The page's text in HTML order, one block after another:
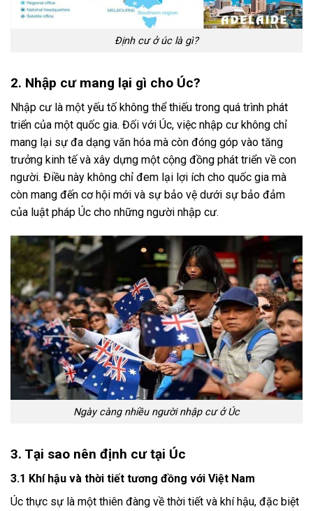
Định cư ở úc là gì?
2. Nhập cư mang lại gì cho Úc?
Nhập cư là một yếu tố không thể thiếu trong quá trình phát
triển của một quốc gia. Đối với Úc, việc nhập cư không chỉ
mang lại sự đa dạng văn hóa mà còn đóng góp vào tăng
trưởng kinh tế và xây dựng một cộng đồng phát triển về con
người. Điều này không chỉ đem lại lợi ích cho quốc gia mà
còn mang đến cơ hội mới và sự bảo vệ dưới sự bảo đảm
của luật pháp Úc cho những người nhập cư.
Ngày càng nhiều người nhập cư ở Úc
3. Tại sao nên định cư tại Úc
3.1 Khí hậu và thời tiết tương đồng với Việt Nam
Úc thực sự là một thiên đàng về thời tiết và khí hậu, đặc biệt